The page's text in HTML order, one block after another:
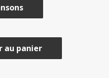
au panier